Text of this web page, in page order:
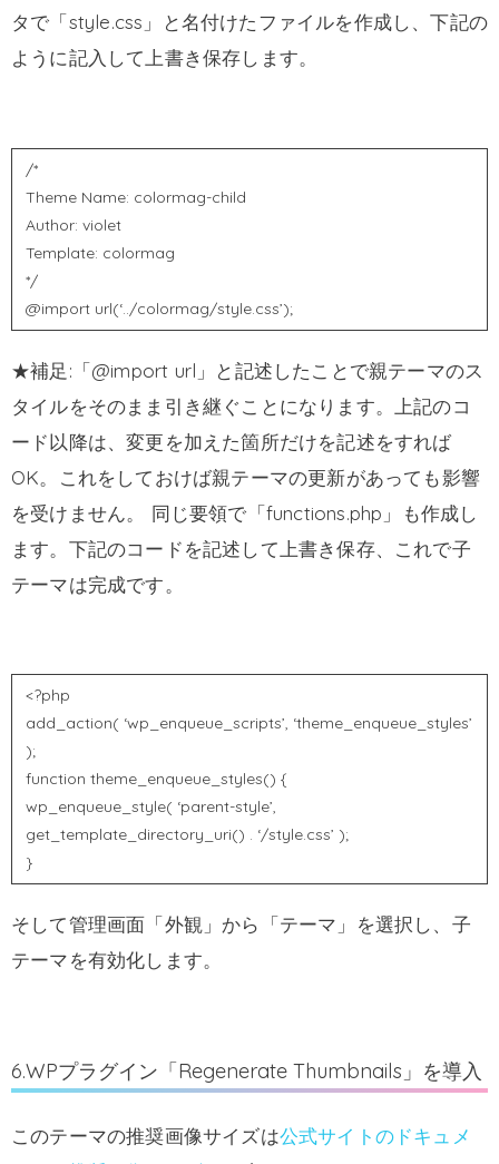
タで「style.css」と名付けたファイルを作成し、下記の
ように記入して上書き保存します。
/*
Theme Name: colormag-child
Author: violet
Template: colormag
*/
@import url(‘../colormag/style.css’);
★補足:「@import url」と記述したことで親テーマのス
タイルをそのまま引き継ぐことになります。上記のコ
ード以降は、変更を加えた箇所だけを記述をすれば
OK。これをしておけば親テーマの更新があっても影響
を受けません。 同じ要領で「functions.php」も作成し
ます。下記のコードを記述して上書き保存、これで子
テーマは完成です。
<?php
add_action( ‘wp_enqueue_scripts’, ‘theme_enqueue_styles’
);
function theme_enqueue_styles() {
wp_enqueue_style( ‘parent-style’,
get_template_directory_uri() . ‘/style.css’ );
}
そして管理画面「外観」から「テーマ」を選択し、子
テーマを有効化します。
6.WPプラグイン「Regenerate Thumbnails」を導入
このテーマの推奨画像サイズは公式サイトのドキュメ